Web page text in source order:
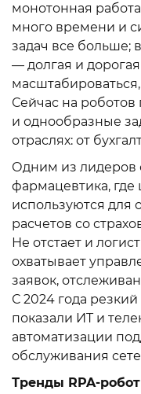
монотонная
много времени и
задач все больше;
— долгая и
Сейчас на
и однообразные
отраслях: от
Одним из лидеров
фармацевтика,
используются для
расчетов со
Не отстает и
охватывает
заявок,
С 2024 года
показали ИT и
автоматизации
обслуживания
Тренды RPA-